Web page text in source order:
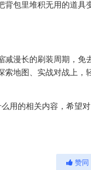
包里堆积无用的道具
漫长的刷装周期，免
索地图、实战对战上，
用的相关内容，希望对
赞同